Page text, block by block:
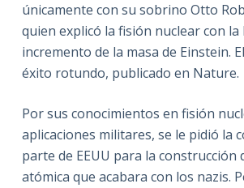
únicamente con su sobrino Otto
quien explicó la fisión nuclear con la
incremento de la masa de Einstein.
éxito rotundo, publicado en Nature.
Por sus conocimientos en fisión
aplicaciones militares, se le pidió la
parte de EEUU para la construcción
atómica que acabara con los nazis.